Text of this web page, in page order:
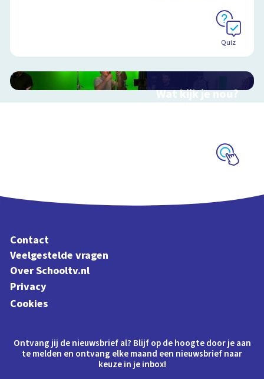
Quiz
Wat kijk je nou?
Interactieve
Contact
Veelgestelde vragen
Over Schooltv.nl
Privacy
Cookies
Ontvang jij de nieuwsbrief al? Blijf op de hoogte door je aan
te melden en ontvang elke maand een nieuwsbrief naar
keuze in je inbox!